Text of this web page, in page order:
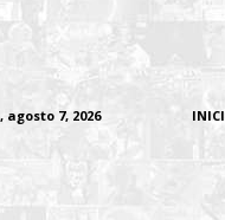
agosto 7, 2026